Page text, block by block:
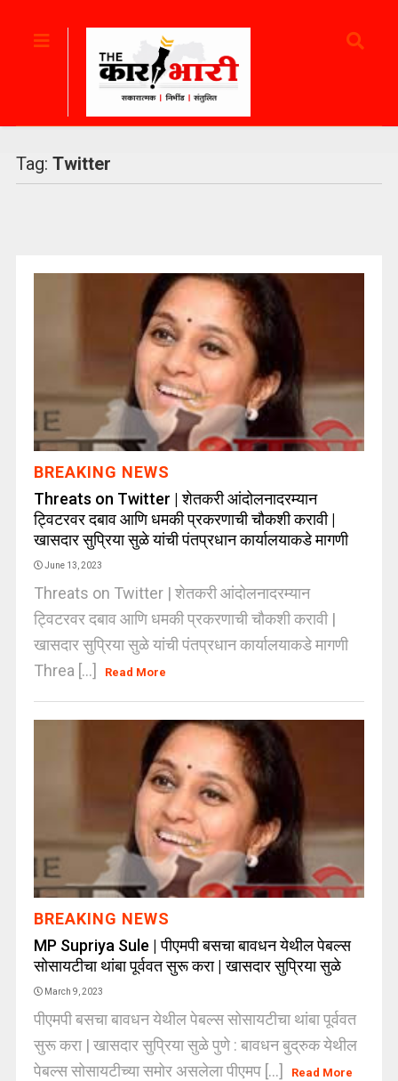
Tag: Twitter
BREAKING NEWS
Threats on Twitter | शेतकरी आंदोलनादरम्यान
ट्विटरवर दबाव आणि धमकी प्रकरणाची चौकशी करावी |
खासदार सुप्रिया सुळे यांची पंतप्रधान कार्यालयाकडे मागणी
June 13, 2023
Threats on Twitter | शेतकरी आंदोलनादरम्यान
ट्विटरवर दबाव आणि धमकी प्रकरणाची चौकशी करावी |
खासदार सुप्रिया सुळे यांची पंतप्रधान कार्यालयाकडे मागणी
Threa [...]
Read More
BREAKING NEWS
MP Supriya Sule | पीएमपी बसचा बावधन येथील पेबल्स
सोसायटीचा थांबा पूर्ववत सुरू करा | खासदार सुप्रिया सुळे
March 9, 2023
पीएमपी बसचा बावधन येथील पेबल्स सोसायटीचा थांबा पूर्ववत
सुरू करा | खासदार सुप्रिया सुळे पुणे : बावधन बुद्रुक येथील
पेबल्स सोसायटीच्या समोर असलेला पीएमप [...]
Read More